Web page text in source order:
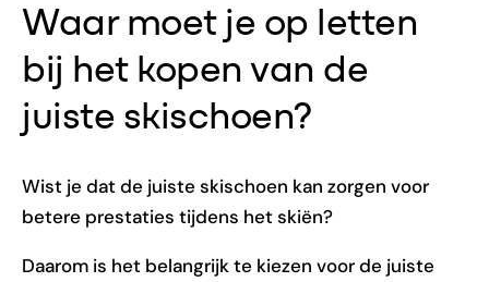
Waar moet je op letten
bij het kopen van de
juiste skischoen?
Wist je dat de juiste skischoen kan zorgen voor
betere prestaties tijdens het skiën?
Daarom is het belangrijk te kiezen voor de juiste